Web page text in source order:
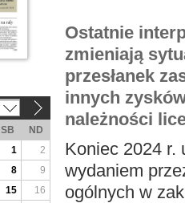
Ostatnie
zmieniają
przesłanek
innych
należności
Koniec 2024 r.
wydaniem
ogólnych w
SB
ND
1
2
8
9
15
16